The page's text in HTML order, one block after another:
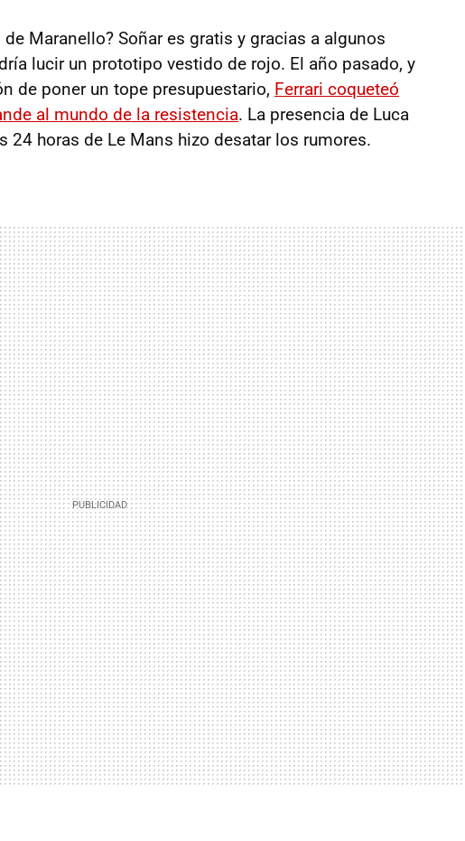
Maranello? Soñar es gratis y gracias a algunos
lucir un prototipo vestido de rojo. El año pasado, y
de poner un tope presupuestario, Ferrari coqueteó
al mundo de la resistencia. La presencia de Luca
24 horas de Le Mans hizo desatar los rumores.